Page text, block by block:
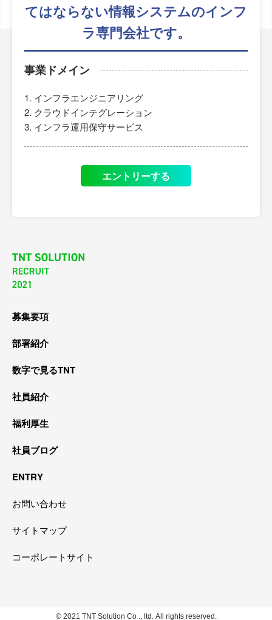
てはならない情報システムのインフ
ラ専門会社です。
事業ドメイン
インフラエンジニアリング
クラウドインテグレーション
インフラ運用保守サービス
エントリーする
お問い合わせ
サイトマップ
コーポレートサイト
募集要項
部署紹介
数字で見るTNT
社員紹介
福利厚生
社員ブログ
ENTRY
© 2021 TNT Solution Co ., ltd. All rights reserved.